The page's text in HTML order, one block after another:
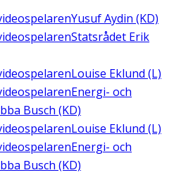
Yusuf Aydin (KD)
Statsrådet Erik
Louise Eklund (L)
Energi- och
Busch (KD)
Louise Eklund (L)
Energi- och
Busch (KD)